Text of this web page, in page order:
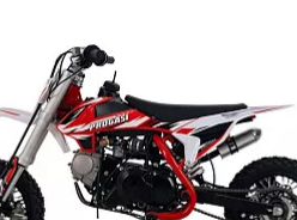
ATAKI
BAJAJ
GAOKIN
KEWS